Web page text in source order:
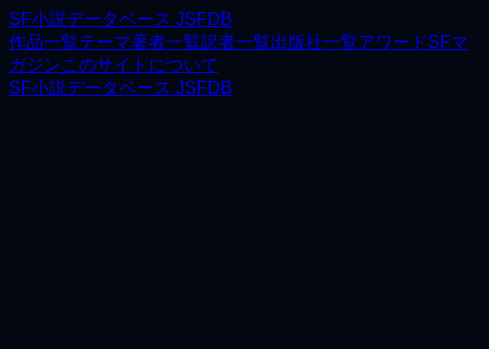
SF小説データベース JSFDB
作品一覧テーマ著者一覧訳者一覧出版社一覧アワードSFマ
ガジンこのサイトについて
SF小説データベース JSFDB